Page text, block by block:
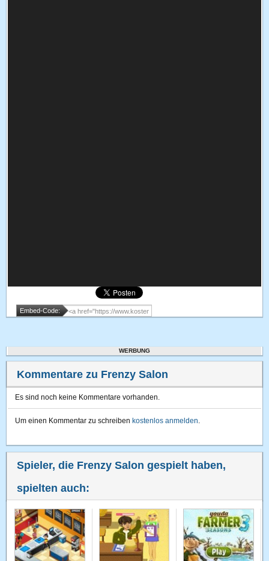
Embed-Code:
WERBUNG
Kommentare zu Frenzy Salon
Es sind noch keine Kommentare vorhanden.
Um einen Kommentar zu schreiben kostenlos anmelden.
Spieler, die Frenzy Salon gespielt haben,
spielten auch: